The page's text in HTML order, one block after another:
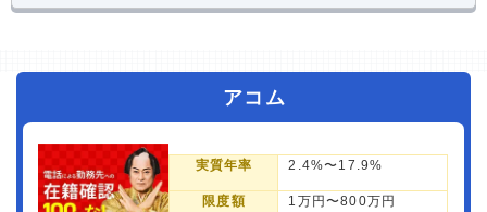
アコム
実質年率 2.4%〜17.9%
限度額 1万円〜800万円